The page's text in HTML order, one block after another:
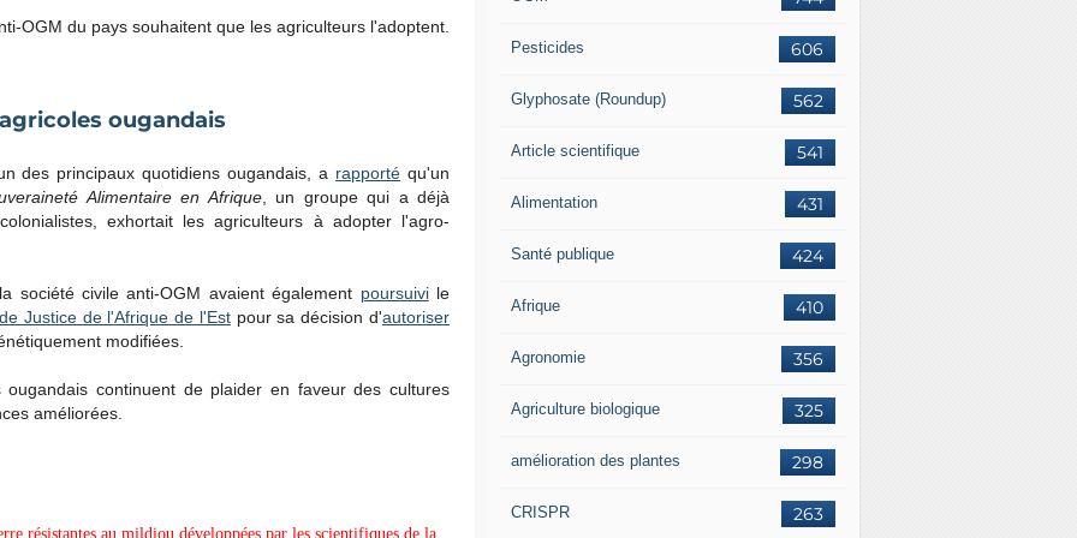
OGM du pays souhaitent que les agriculteurs l'adoptent.
ougandais
des principaux quotidiens ougandais, a rapporté qu'un
Alimentaire en Afrique, un groupe qui a déjà
exhortait les agriculteurs à adopter l'agro-
société civile anti-OGM avaient également poursuivile
Justice de l'Afrique de l'Estpour sa décision d'autoriser
modifiées.
continuent de plaider en faveur des cultures
améliorées.
résistantes au mildiou développées par les scientifiques de la
606
Pesticides
562
Glyphosate (Roundup)
541
Article scientifique
431
Alimentation
424
Santé publique
410
Afrique
356
Agronomie
325
Agriculture biologique
298
amélioration des plantes
263
CRISPR